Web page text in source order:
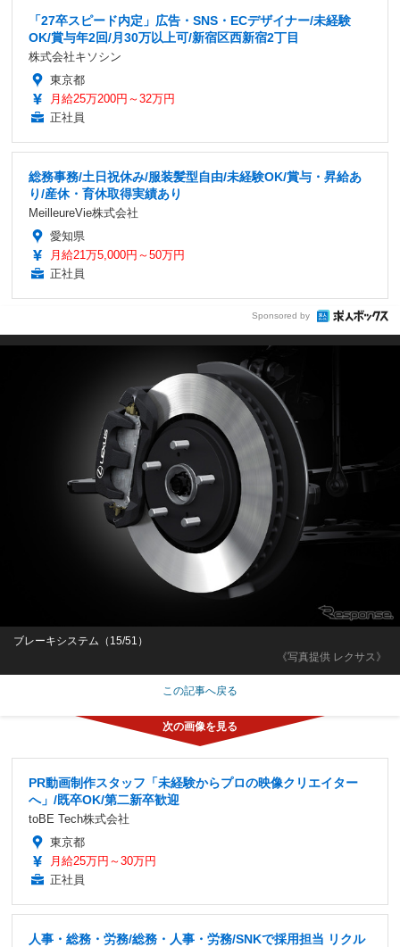
「27卒スピード内定」広告・SNS・ECデザイナー/未経験
OK/賞与年2回/月30万以上可/新宿区西新宿2丁目
株式会社キソシン
東京都
月給25万200円～32万円
正社員
総務事務/土日祝休み/服装髪型自由/未経験OK/賞与・昇給あ
り/産休・育休取得実績あり
MeilleureVie株式会社
愛知県
月給21万5,000円～50万円
正社員
Sponsored by
《写真提供 レクサス》
ブレーキシステム（15/51）
この記事へ戻る
PR動画制作スタッフ「未経験からプロの映像クリエイター
へ」/既卒OK/第二新卒歓迎
toBE Tech株式会社
東京都
月給25万円～30万円
正社員
人事・総務・労務/総務・人事・労務/SNKで採用担当 リクル